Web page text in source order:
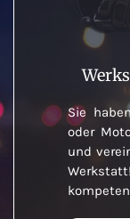
Sie
oder
und